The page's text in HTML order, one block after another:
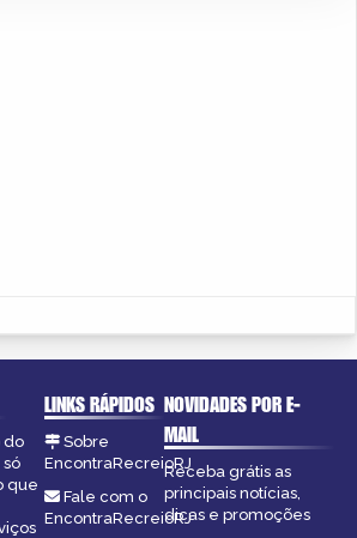
do
que
LINKS RÁPIDOS
Sobre
EncontraRecreioRJ
Fale com o
EncontraRecreioRJ
NOVIDADES POR E-
MAIL
Receba grátis as
principais notícias,
dicas e promoções